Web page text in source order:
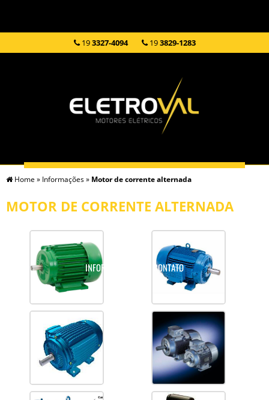
193327-4094 193829-1283
HOME EMPRESA SERVIÇOS PRODUTOS
INFORMAÇÕES CONTATO
Home » Informações» Motor de corrente alternada
MOTOR DE CORRENTE ALTERNADA